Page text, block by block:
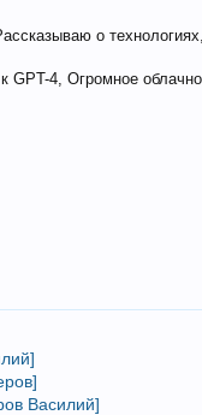
о
4, Огромное
Василий]